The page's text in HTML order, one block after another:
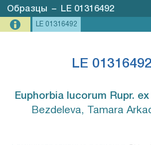
Образцы – LE 01316492
LE 01316492
LE 01316492
Euphorbia lucorum Rupr.
Bezdeleva, Tamara